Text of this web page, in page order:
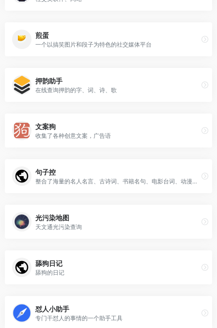
煎蛋
一个以搞笑图片和段子为特色的社交媒体平台
押韵助手
在线查询押韵的字、词、诗、歌
文案狗
收集了各种创意文案，广告语
句子控
整合了海量的名人名言、古诗词、书籍名句、电影台词、动漫台词等
光污染地图
天文通光污染查询
舔狗日记
舔狗的日记
怼人小助手
专门干怼人的事情的一个助手工具